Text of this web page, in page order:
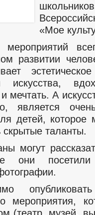
«Мое
мероприятий
развитии
мечтать. А
является
детей, которое
таланты.
могут
они
мероприятия,